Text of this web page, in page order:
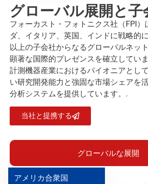
グローバル展開と子
フォーカスト・フォトニクス社（FPI）
ダ、イタリア、英国、インドに戦略的
以上の子会社からなるグローバルネッ
顕著な国際的プレゼンスを確立してい
計測機器産業におけるパイオニアとし
い研究開発能力と強固な市場シェアを
分析システムを提供しています。.
当社と提携する
グローバルな展開
アメリカ合衆国